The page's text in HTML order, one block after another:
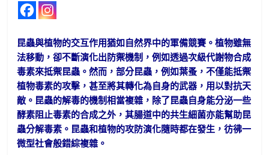
昆蟲與植物的交互作用猶如自然界中的軍備競賽。植物雖無
法移動，卻不斷演化出防禦機制，例如透過次級代謝物合成
毒素來抵禦昆蟲。然而，部分昆蟲，例如葉蚤，不僅能抵禦
植物毒素的攻擊，甚至將其轉化為自身的武器，用以對抗天
敵。昆蟲的解毒的機制相當複雜，除了昆蟲自身能分泌一些
酵素阻止毒素的合成之外，其腸道中的共生細菌亦能幫助昆
蟲分解毒素。昆蟲和植物的攻防演化隨時都在發生，彷彿一
微型社會般錯綜複雜。